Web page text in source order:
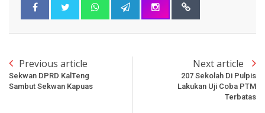
Previous article
Sekwan DPRD KalTeng
Sambut Sekwan Kapuas
Next article
207 Sekolah Di Pulpis
Lakukan Uji Coba PTM
Terbatas